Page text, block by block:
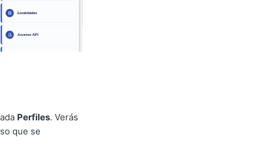
Perfiles. Verás
que se